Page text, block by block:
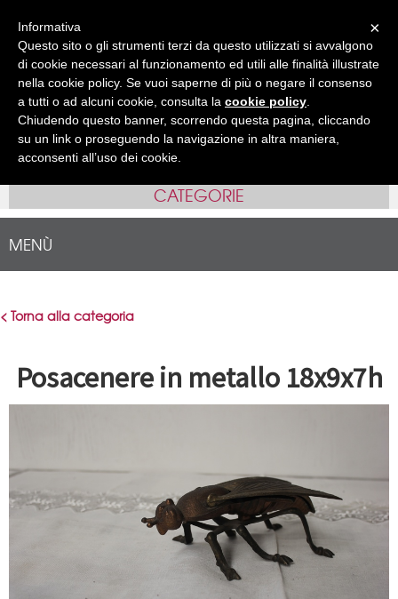
IT • EN
CATEGORIE
MENÙ
< Torna alla categoria
Posacenere in metallo 18x9x7h
×
Informativa
Questo sito o gli strumenti terzi da questo utilizzati si avvalgono
di cookie necessari al funzionamento ed utili alle finalità illustrate
nella cookie policy. Se vuoi saperne di più o negare il consenso
a tutti o ad alcuni cookie, consulta la cookie policy
Chiudendo questo banner, scorrendo questa pagina, cliccando
su un link o proseguendo la navigazione in altra maniera,
acconsenti all’uso dei cookie.